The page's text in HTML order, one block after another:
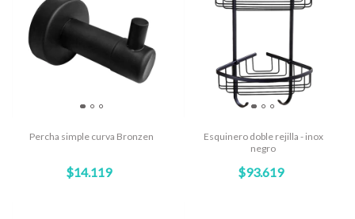
Percha simple curva Bronzen
$14.119
Esquinero doble rejilla - inox
negro
$93.619